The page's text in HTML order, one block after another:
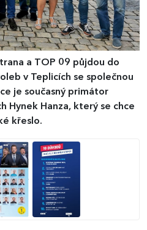
a TOP 09 půjdou do
v Teplicích se společnou
je současný primátor
Hynek Hanza, který se chce
křeslo.